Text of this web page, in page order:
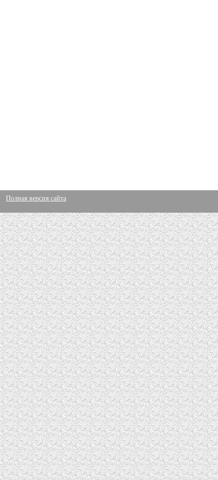
Полная версия сайта